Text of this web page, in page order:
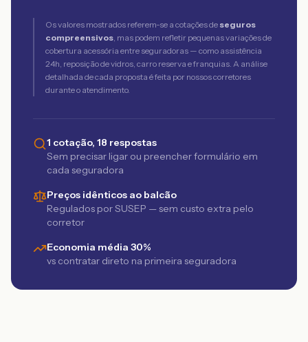
Os valores mostrados referem-se a cotações de seguros
compreensivos, mas podem refletir pequenas variações de
cobertura acessória entre seguradoras — como assistência
24h, reposição de vidros, carro reserva e franquias. A análise
detalhada de cada proposta é feita por nossos corretores
durante o atendimento.
1 cotação, 18 respostas
Sem precisar ligar ou preencher formulário em
cada seguradora
Preços idênticos ao balcão
Regulados por SUSEP — sem custo extra pelo
corretor
Economia média 30%
vs contratar direto na primeira seguradora